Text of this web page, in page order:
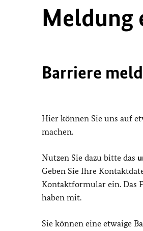
Meldung
Barriere
Hier können Sie uns auf
machen.
Nutzen Sie dazu bitte das
Geben Sie Ihre
Kontaktformular ein. Das
haben mit.
Sie können eine etwaige